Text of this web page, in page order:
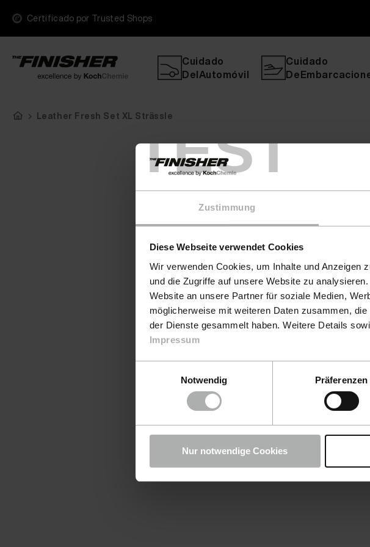
TEST
Zustimmung
Diese Webseite verwendet Cookies
Wir verwenden Cookies, um Inhalte und Anzeigen
und die Zugriffe auf unsere Website zu
Website an unsere Partner für soziale Medien,
möglicherweise mit weiteren Daten zusammen,
der Dienste gesammelt haben. Weitere Details
Impressum
Notwendig
Präferenzen
Nur notwendige Cookies
Certificado por Trusted Shops
Cuidado
DelAutomóvil
Cuidado
Leather Fresh Set XL Strässle